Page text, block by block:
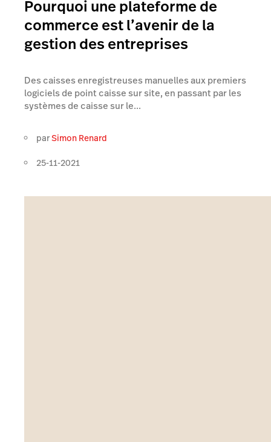
Pourquoi une plateforme de
commerce est l’avenir de la
gestion des entreprises
Des caisses enregistreuses manuelles aux premiers
logiciels de point caisse sur site, en passant par les
systèmes de caisse sur le...
parSimon Renard
25-11-2021